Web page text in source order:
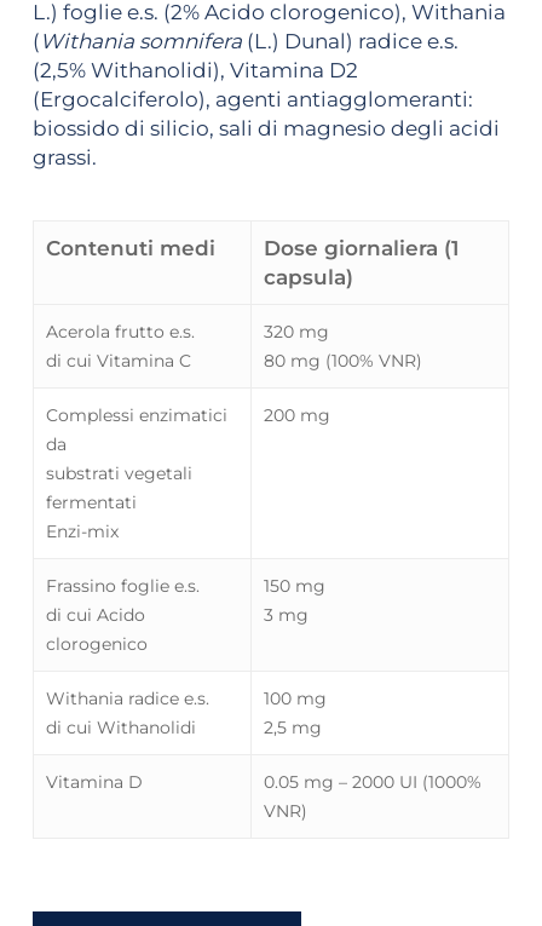
L.) foglie e.s. (2% Acido clorogenico), Withania
( Withania somnifera(L.) Dunal) radice e.s.
(2,5% Withanolidi), Vitamina D2
(Ergocalciferolo), agenti antiagglomeranti:
biossido di silicio, sali di magnesio degli acidi
grassi.
Contenuti medi
Dose giornaliera (1
capsula)
Acerola frutto e.s.
di cui Vitamina C
320 mg
80 mg (100% VNR)
Complessi enzimatici
da
substrati vegetali
fermentati
Enzi-mix
200 mg
Frassino foglie e.s.
di cui Acido
clorogenico
150 mg
3 mg
Withania radice e.s.
di cui Withanolidi
100 mg
2,5 mg
Vitamina D
0.05 mg – 2000 UI (1000%
VNR)